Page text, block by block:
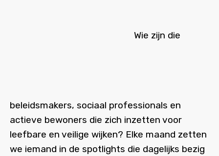
Wie zijn die
beleidsmakers, sociaal professionals en
actieve bewoners die zich inzetten voor
leefbare en veilige wijken? Elke maand zetten
we iemand in de spotlights die dagelijks bezig